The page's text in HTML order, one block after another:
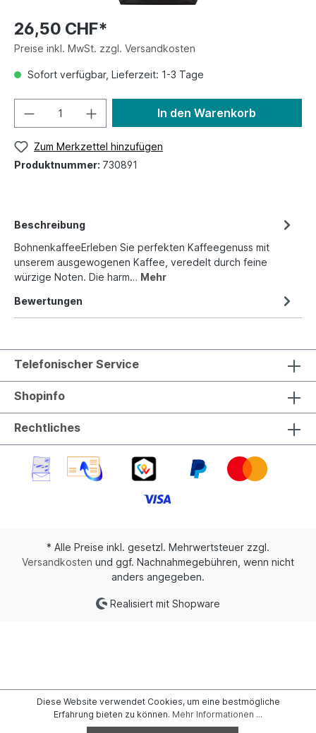
26,50 CHF*
Preise inkl. MwSt. zzgl. Versandkosten
Sofort verfügbar, Lieferzeit: 1-3 Tage
In den Warenkorb
Zum Merkzettel hinzufügen
Produktnummer: 730891
Beschreibung
BohnenkaffeeErleben Sie perfekten Kaffeegenuss mit
unserem ausgewogenen Kaffee, veredelt durch feine
würzige Noten. Die harm… Mehr
Bewertungen
Telefonischer Service
Shopinfo
Rechtliches
* Alle Preise inkl. gesetzl. Mehrwertsteuer zzgl.
Versandkosten und ggf. Nachnahmegebühren, wenn nicht
anders angegeben.
Realisiert mit Shopware
Diese Website verwendet Cookies, um eine bestmögliche
Erfahrung bieten zu können. Mehr Informationen ...